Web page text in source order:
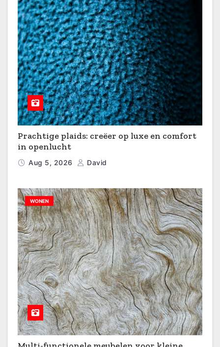
Prachtige plaids: creëer op luxe en comfort
in openlucht
Aug 5, 2026 David
WONEN